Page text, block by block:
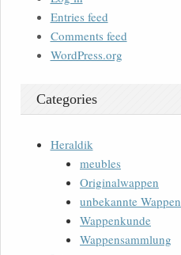
Entries feed
Comments feed
WordPress.org
Categories
Heraldik
meubles
Originalwappen
unbekannte Wappen
Wappenkunde
Wappensammlung